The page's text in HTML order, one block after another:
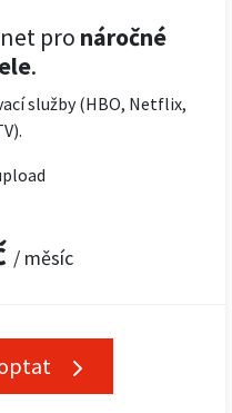
pro náročné
.
služby (HBO, Netflix,
/ měsíc